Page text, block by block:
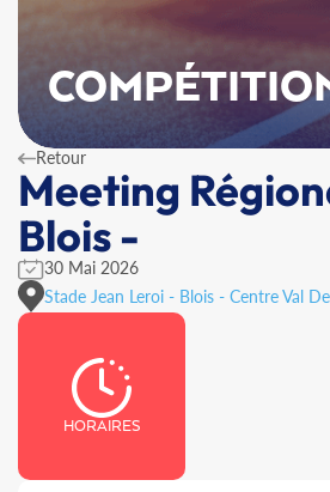
Retour
Meeting
Blois -
30 Mai 2026
Stade Jean Leroi - Blois - Centre Val
HORAIRES